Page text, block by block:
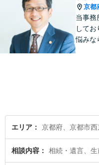
京都
当事務
して
悩みな
エリア 京都府、京都市西
相談内容 相続・遺言、